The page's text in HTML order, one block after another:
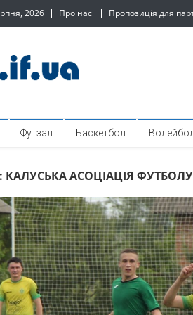
2026 Про нас Пропозиція для
–
Футзал Баскетбол
КАЛУСЬКА АСОЦІАЦІЯ ФУТБОЛУ